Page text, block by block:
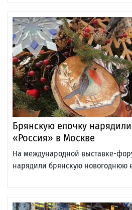
Брянскую елочку
«Россия» в Москве
На международной выставке-
нарядили брянскую новогоднюю